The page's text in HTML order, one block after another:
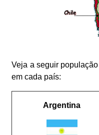
Veja a seguir
em cada país:
Argentina